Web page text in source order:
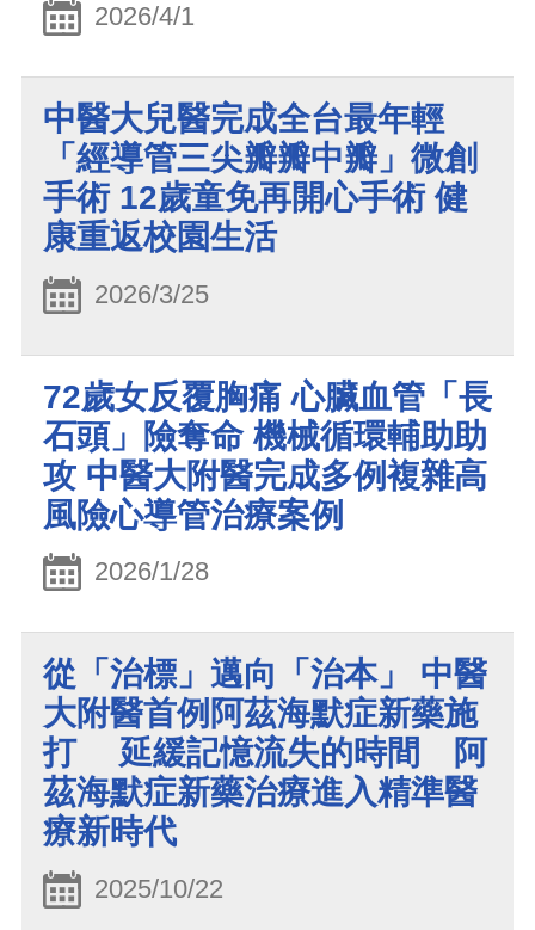
2026/4/1
中醫大兒醫完成全台最年輕
「經導管三尖瓣瓣中瓣」微創
手術 12歲童免再開心手術 健
康重返校園生活
2026/3/25
72歲女反覆胸痛 心臟血管「長
石頭」險奪命 機械循環輔助助
攻 中醫大附醫完成多例複雜高
風險心導管治療案例
2026/1/28
從「治標」邁向「治本」 中醫
大附醫首例阿茲海默症新藥施
打 延緩記憶流失的時間 阿
茲海默症新藥治療進入精準醫
療新時代
2025/10/22